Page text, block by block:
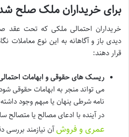
برای خریداران ملک صلح
خریداران احتمالی ملکی که تحت عقد
دیدی باز و آگاهانه به این نوع معاملات
قرار دهند:
ریسک های حقوقی و ابهامات
می تواند منجر به ابهامات حقوقی
نامه شرطی پنهان یا مبهم وجود
در آینده با ادعای مصالح یا متصالح
عمری و فروشآن نیازمند